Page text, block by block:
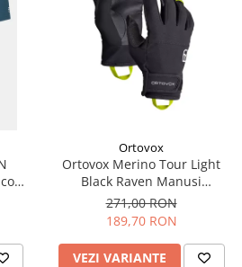
Ortovox
Ortovox Merino Tour Light
Black Raven Manusi
Multisport Barbati
271,00 RON
189,70 RON
VEZI VARIANTE